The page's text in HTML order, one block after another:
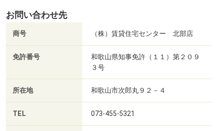
お問い合わせ先
商号 （株）賃貸住宅センター 北部店
免許番号
和歌山県知事免許（１１）第２０９
３号
所在地 和歌山市次郎丸９２－４
TEL 073-455-5321